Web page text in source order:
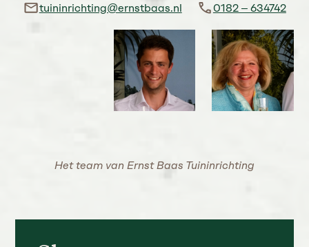
tuininrichting@ernstbaas.nl
0182 – 634742
Het team van Ernst Baas Tuininrichting